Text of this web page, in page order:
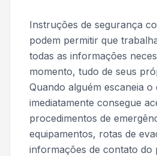
Instruções de segurança
podem permitir que
todas as informações
momento, tudo de seus
Quando alguém escaneia o
imediatamente consegue
procedimentos de
equipamentos, rotas de
informações de contato do